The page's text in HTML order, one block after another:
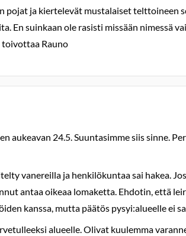
pojat ja kiertelevät mustalaiset telttoineen
suinkaan ole rasisti missään nimessä
toivottaa Rauno
24.5. Suuntasimme siis sinne.
vanereilla ja henkilökuntaa sai hakea.
antaa oikeaa lomaketta. Ehdotin, että
kanssa, mutta päätös pysyi:alueelle ei
alueelle. Olivat kuulemma